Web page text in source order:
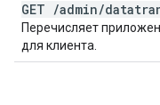
GET /admin/
Перечисляет
для клиента.